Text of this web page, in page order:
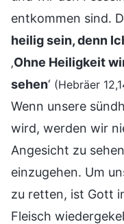
entkommen sind.
heilig sein, denn
‚Ohne Heiligkeit
sehen‘ (Hebräer
Wenn unsere
wird, werden wir
Angesicht zu
einzugehen. Um
zu retten, ist Gott
Fleisch